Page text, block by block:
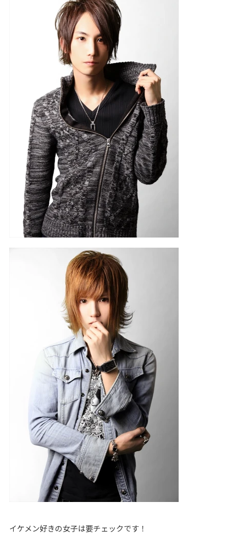
イケメン好きの女子は要チェックです！